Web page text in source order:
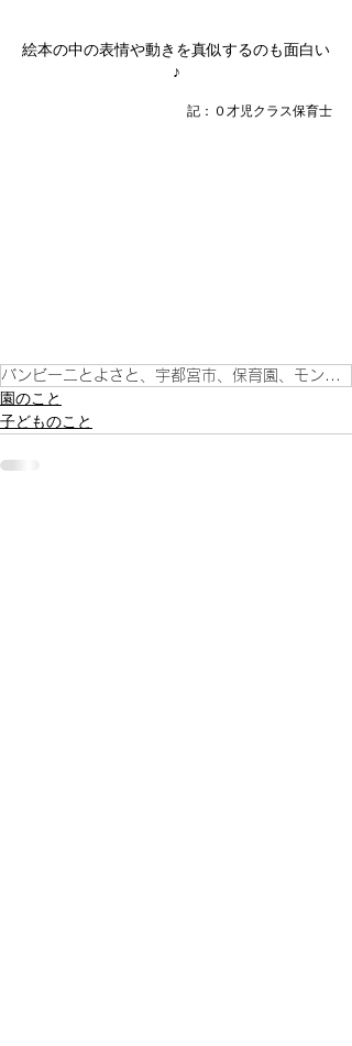
絵本の中の表情や動きを真似するのも面白い
♪
記：０才児クラス保育士
バンビーニとよさと、宇都宮市、保育園、モンテッソーリ教育、豊郷地区、こども、
園のこと
子どものこと